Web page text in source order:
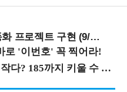
트 구현 (9/16 ~17 강남역)